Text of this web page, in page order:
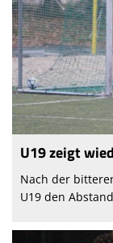
U19 zeigt
Nach der
U19 den